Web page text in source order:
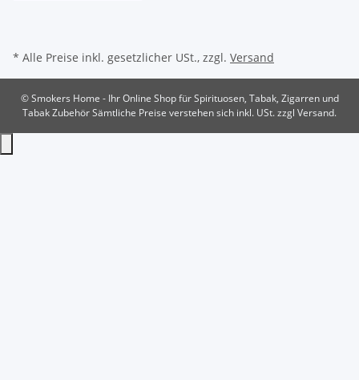
* Alle Preise inkl. gesetzlicher USt., zzgl. Versand
© Smokers Home - Ihr Online Shop für Spirituosen, Tabak, Zigarren und
Tabak ZubehörSämtliche Preise verstehen sich inkl. USt. zzgl Versand.